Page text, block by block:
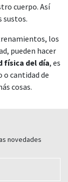
cuerpo. Así
sustos.
los
pueden hacer
física del día, es
o cantidad de
cosas.
novedades